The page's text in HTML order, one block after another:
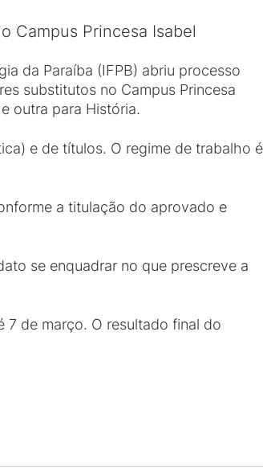
Campus Princesa Isabel
da Paraíba (IFPB) abriu processo
substitutos no Campus Princesa
outra para História.
e de títulos. O regime de trabalho é
a titulação do aprovado e
se enquadrar no que prescreve a
7 de março. O resultado final do